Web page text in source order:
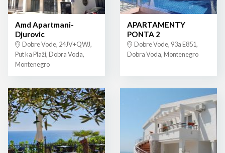
Amd Apartmani-
Djurovic
Dobre Vode, 24JV+QWJ,
Put ka Plaži, Dobra Voda,
Montenegro
APARTAMENTY
PONTA 2
Dobre Vode, 93a E851,
Dobra Voda, Montenegro